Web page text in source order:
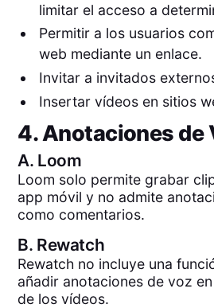
limitar el acceso a
Permitir a los usuarios
web mediante un enlace.
Invitar a invitados
Insertar vídeos en sitios
4. Anotaciones de
A. Loom
Loom solo permite grabar
app móvil y no admite
como comentarios.
B. Rewatch
Rewatch no incluye una
añadir anotaciones de voz
de los vídeos.